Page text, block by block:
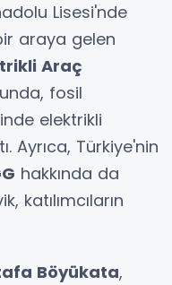
Lisesi'nde
araya gelen
Araç
fosil
elektrikli
Ayrıca, Türkiye'nin
hakkında da
katılımcıların
Böyükata,